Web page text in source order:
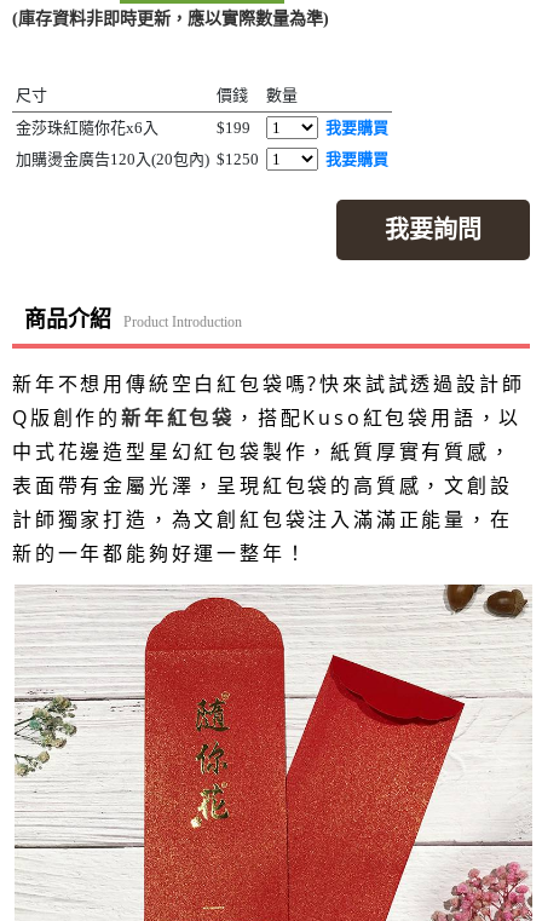
(庫存資料非即時更新，應以實際數量為準)
尺寸 價錢
數量
金莎珠紅隨你花x6入
$199
我要購買
加購燙金廣告120入(20包內) $1250 我要購買
我要詢問
商品介紹 Product Introduction
新年不想用傳統空白紅包袋嗎?快來試試透過設計師
Q版創作的新年紅包袋 ，搭配Kuso紅包袋用語，以
中式花邊造型星幻紅包袋製作，紙質厚實有質感，
表面帶有金屬光澤，呈現紅包袋的高質感，文創設
計師獨家打造，為文創紅包袋注入滿滿正能量，在
新的一年都能夠好運一整年！